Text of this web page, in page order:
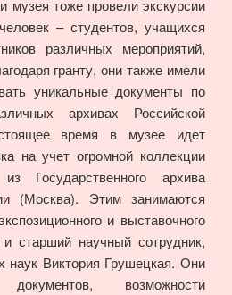
музея тоже провели экскурсии
– студентов, учащихся
различных мероприятий,
гранту, они также имели
уникальные документы по
архивах Российской
время в музее идет
на учет огромной коллекции
Государственного архива
(Москва). Этим занимаются
и выставочного
старший научный сотрудник,
наук Виктория Грушецкая. Они
возможности